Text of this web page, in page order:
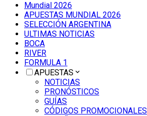
Mundial 2026
APUESTAS MUNDIAL 2026
SELECCIÓN ARGENTINA
ULTIMAS NOTICIAS
BOCA
RIVER
FORMULA 1
APUESTAS
NOTICIAS
PRONÓSTICOS
GUÍAS
CÓDIGOS PROMOCIONALES